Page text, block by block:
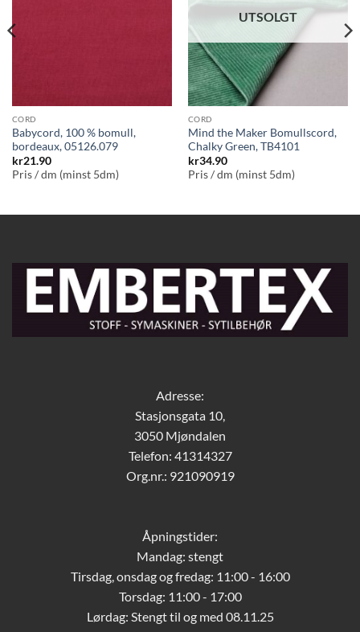
CORD
Babycord, 100 % bomull,
bordeaux, 05126.079
kr21.90
Pris / dm (minst 5dm)
UTSOLGT
CORD
Mind the Maker Bomullscord,
Chalky Green, TB4101
kr34.90
Pris / dm (minst 5dm)
Adresse:
Stasjonsgata 10,
3050 Mjøndalen
Telefon: 41314327
Org.nr.: 921090919
Åpningstider:
Mandag: stengt
Tirsdag, onsdag og fredag: 11:00 - 16:00
Torsdag: 11:00 - 17:00
Lørdag: Stengt til og med 08.11.25